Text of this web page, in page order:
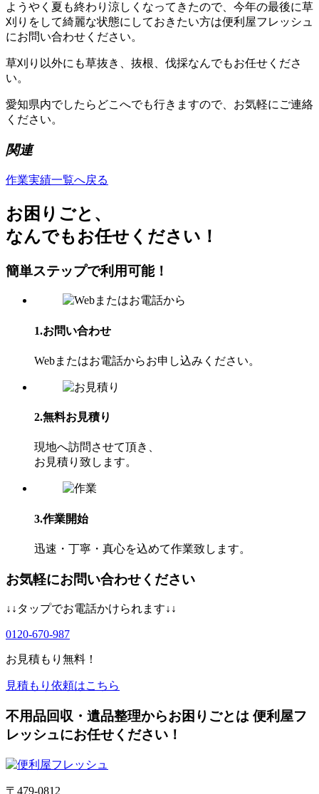
ようやく夏も終わり涼しくなってきたので、今年の最後に草
刈りをして綺麗な状態にしておきたい方は便利屋フレッシュ
にお問い合わせください。
草刈り以外にも草抜き、抜根、伐採なんでもお任せくださ
い。
愛知県内でしたらどこへでも行きますので、お気軽にご連絡
ください。
関連
作業実績一覧へ戻る
お困り ごと、
なんでもお任せください！
簡単ステップで利⽤可能！
1.お問い合わせ
Webまたはお電話からお申し込みください。
2.無料お見積り
現地へ訪問させて頂き、
お⾒積り致します。
3.作業開始
迅速・丁寧・真心を込めて作業致します。
お気軽にお問い合わせください
↓↓タップでお電話かけられます↓↓
0120-670-987
お見積もり無料！
見積もり依頼はこちら
不用品回収・遺品整理からお困りごとは 便利屋フ
レッシュにお任せください！
〒479-0812